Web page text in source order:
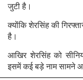
जुटी है।
क्योंकि शेरसिंह ​की
है।
आखिर शेरसिंह को
इसमें कई बड़े नाम सामने